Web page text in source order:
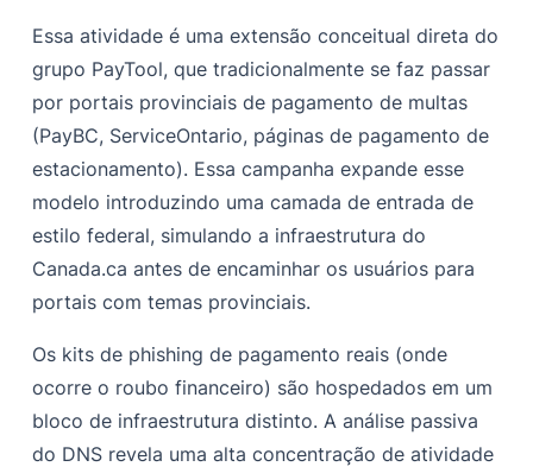
Essa atividade é uma extensão conceitual direta do
grupo PayTool, que tradicionalmente se faz passar
por portais provinciais de pagamento de multas
(PayBC, ServiceOntario, páginas de pagamento de
estacionamento). Essa campanha expande esse
modelo introduzindo uma camada de entrada de
estilo federal, simulando a infraestrutura do
Canada.ca antes de encaminhar os usuários para
portais com temas provinciais.
Os kits de phishing de pagamento reais (onde
ocorre o roubo financeiro) são hospedados em um
bloco de infraestrutura distinto. A análise passiva
do DNS revela uma alta concentração de atividade